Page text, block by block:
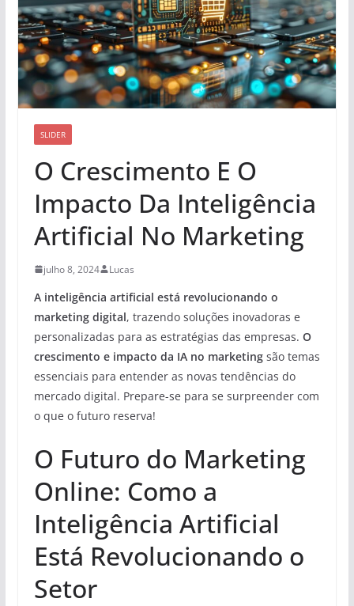
SLIDER
O Crescimento E O
Impacto Da Inteligência
Artificial No Marketing
julho 8, 2024 Lucas
A inteligência artificial está revolucionando o
marketing digital, trazendo soluções inovadoras e
personalizadas para as estratégias das empresas. O
crescimento e impacto da IA no marketingsão temas
essenciais para entender as novas tendências do
mercado digital. Prepare-se para se surpreender com
o que o futuro reserva!
O Futuro do Marketing
Online: Como a
Inteligência Artificial
Está Revolucionando o
Setor